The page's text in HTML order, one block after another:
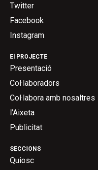
SECCIONS
Quiosc
El PROJECTE
Presentació
Col·laboradors
Col·labora amb nosaltres
l’Aixeta
Publicitat
Twitter
Facebook
Instagram